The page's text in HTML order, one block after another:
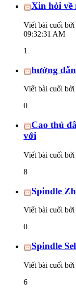
Xin hỏi về
Viết bài cuối bởi
09:32:31 AM
1
hướng
Viết bài cuối bởi
0
Cao thủ
với
Viết bài cuối bởi
8
Spindle
Viết bài cuối bởi
0
Spindle
Viết bài cuối bởi
6